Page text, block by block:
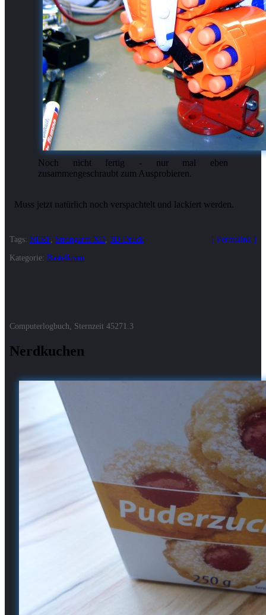
Noch nicht fertig - nur mal eben
zusammengeschraubt zum Ausprobieren.
Permalink
Tags: NERF, Strongarm XD 3D-Druck
Kategorie: Bastelkram
Computerlogbuch, Sternzeit 45271.3
Nerdkuchen